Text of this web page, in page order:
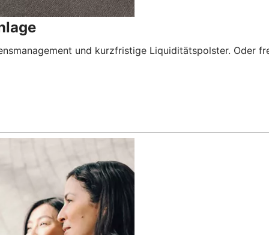
und kurzfristige Liquiditätspolster. Oder